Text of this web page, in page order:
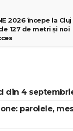
2026 începe la Cluj
127 de metri și noi
din 4
parolele,